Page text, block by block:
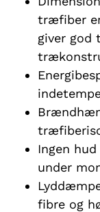
træfiber
giver god
Ingen
under
fibre og